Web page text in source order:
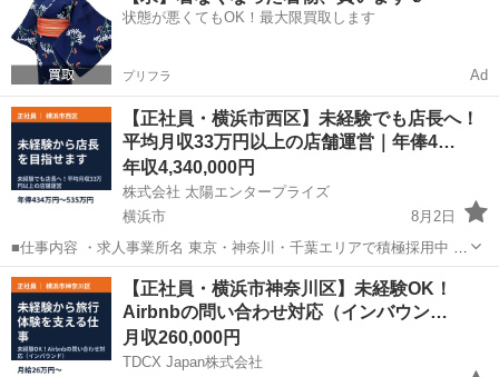
状態が悪くてもOK！最大限買取します
プリフラ Ad
【正社員・横浜市西区】未経験でも店長へ！
平均月収33万円以上の店舗運営｜年俸4…
年収4,340,000円
株式会社 太陽エンタープライズ
横浜市
8月2日
■仕事内容 ・求人事業所名 東京・神奈川・千葉エリアで積極採用中 ※
埼玉、茨城、山梨、静岡も募集中です。 ・業務内容 配属先の店舗で店
長を目指して勤務していただきます。 研修機関が実施するマネジメン
トセミナー...
神奈川 横浜市 サービス業 未経験
【正社員・横浜市神奈川区】未経験OK！
Airbnbの問い合わせ対応（インバウン…
月収260,000円
TDCX Japan株式会社